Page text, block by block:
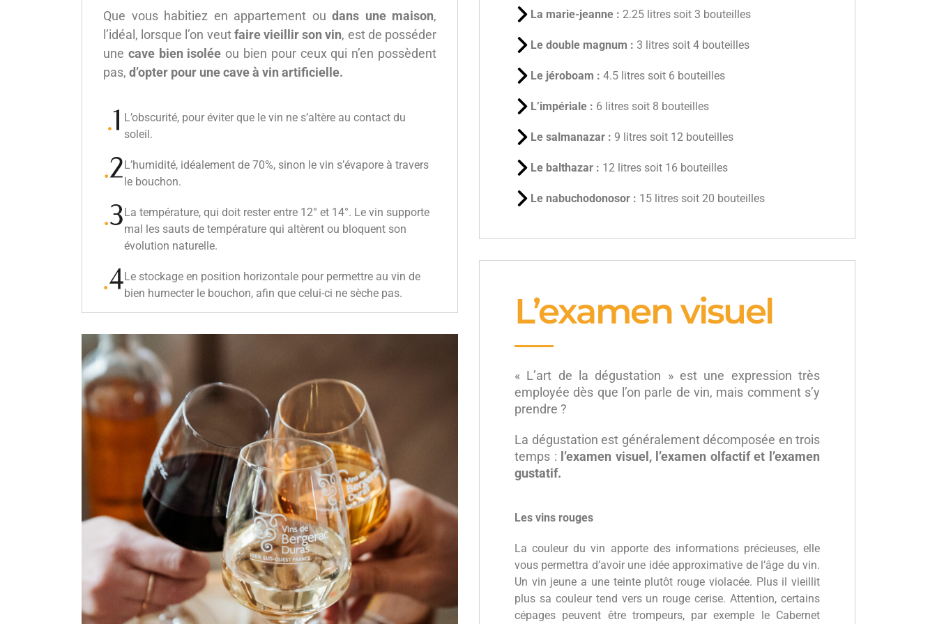
Que vous habitiez en appartement ou dans une maison,
l’idéal, lorsque l’on veutfaire vieillir son vin, est de posséder
une cave bien isolée ou bien pour ceux qui n’en possèdent
pas, d’opter pour une cave à vin artificielle.
L’obscurité, pour éviter que le vin ne s’altère au contact du
soleil.
L’humidité, idéalement de 70%, sinon le vin s’évapore à travers
le bouchon.
La température, qui doit rester entre 12° et 14°. Le vin supporte
mal les sauts de température qui altèrent ou bloquent son
évolution naturelle.
Le stockage en position horizontale pour permettre au vin de
bien humecter le bouchon, afin que celui-ci ne sèche pas.
La marie-jeanne : 2.25 litres soit 3 bouteilles
Le double magnum : 3 litres soit 4 bouteilles
Le jéroboam : 4.5 litres soit 6 bouteilles
L’impériale : 6 litres soit 8 bouteilles
Le salmanazar : 9 litres soit 12 bouteilles
Le balthazar : 12 litres soit 16 bouteilles
Le nabuchodonosor : 15 litres soit 20 bouteilles
L’examen visuel
« L’art de la dégustation » est une expression très
employée dès que l’on parle de vin, mais comment s’y
prendre ?
La dégustation est généralement décomposée en trois
temps : l’examen visuel, l’examen olfactif et l’examen
gustatif.
Les vins rouges
La couleur du vin apporte des informations précieuses, elle
vous permettra d’avoir une idée approximative de l’âge du vin.
Un vin jeune a une teinte plutôt rouge violacée. Plus il vieillit
plus sa couleur tend vers un rouge cerise. Attention, certains
cépages peuvent être trompeurs, par exemple le Cabernet